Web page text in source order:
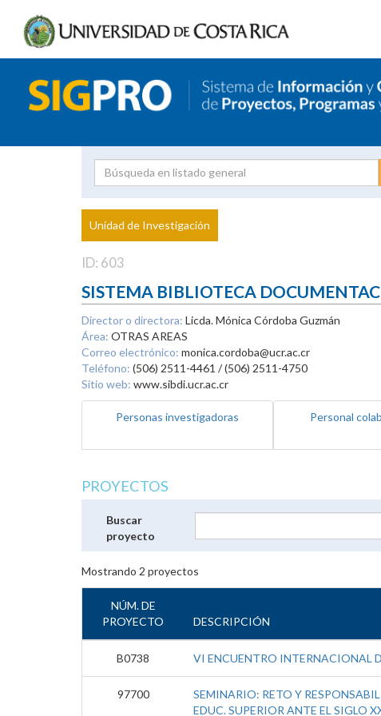
Proyecto
Investigador
Unidad de Investigación
ID: 603
SISTEMA BIBLIOTECA
Director o directora: Licda. Mónica Córdoba Guzmán
Área: OTRAS AREAS
Correo electrónico: monica.cordoba@ucr.ac.cr
Teléfono: (506) 2511-4461 / (506) 2511-4750
Sitio web: www.sibdi.ucr.ac.cr
Personas investigadoras Personal
PROYECTOS
Buscar
proyecto
Mostrando 2 proyectos
NÚM. DE
PROYECTO
DESCRIPCIÓN
B0738 VI ENCUENTRO INTERNACIONAL
97700
SEMINARIO: RETO Y
EDUC. SUPERIOR ANTE EL SIGLO